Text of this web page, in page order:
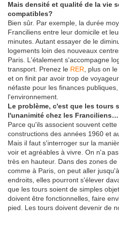
Mais densité et qualité de la vie
compatibles?
Bien sûr. Par exemple, la durée
Franciliens entre leur domicile et
minutes. Autant essayer de le
logements loin des nouveaux
Paris. L'étalement s'accompagne
transport. Prenez le RER , plus on
et on finit par avoir trop de
néfaste pour les finances
l'environnement.
Le problème, c'est que les tours
l'unanimité chez les Franciliens…
Parce qu'ils associent souvent
constructions des années 1960 et
Mais il faut s'interroger sur la
voir et agréables à vivre. On n'a
très en hauteur. Dans des zones de
comme à Paris, on peut aller
endroits, elles pourront s'élever
que les tours soient de simples
doivent être fonctionnelles, faire
pied. Les tours doivent devenir de